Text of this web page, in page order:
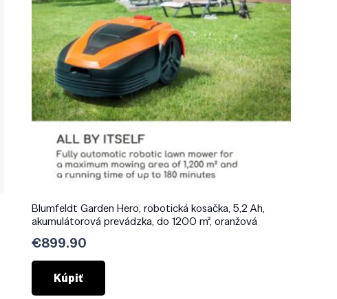
Blumfeldt Garden Hero, robotická kosačka, 5,2 Ah,
akumulátorová prevádzka, do 1200 m², oranžová
€899.90
Kúpiť